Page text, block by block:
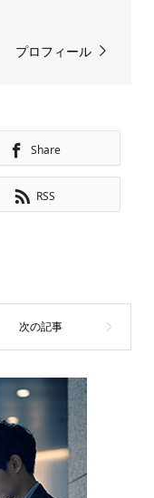
プロフィール
Share
RSS